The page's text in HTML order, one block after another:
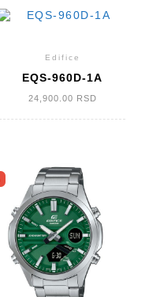
Edifice
EQS-960D-1A
24,900.00 RSD